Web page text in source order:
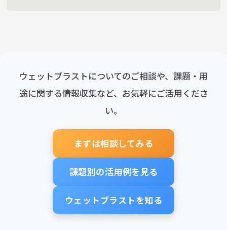
ウェットブラストについてのご相談や、課題・用
途に関する情報収集など、お気軽にご活用くださ
い。
まずは相談してみる
課題別の活用例を見る
ウェットブラストを知る